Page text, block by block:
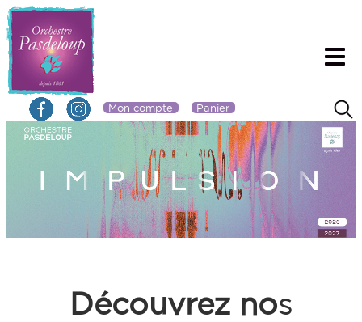
Mon compte Panier
Découvrez nos